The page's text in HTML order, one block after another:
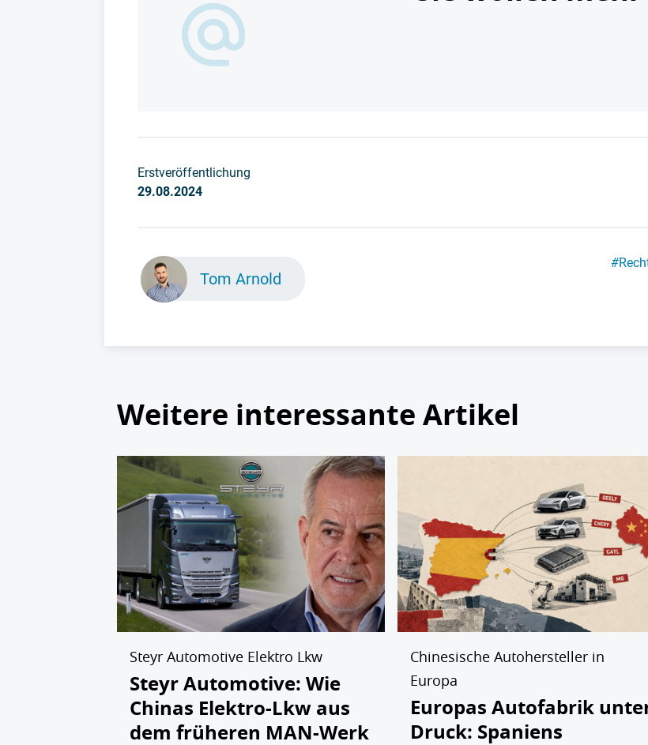
Erstveröffentlichung
29.08.2024
Tom Arnold
#
Weitere interessante Artikel
Steyr Automotive Elektro Lkw
Steyr Automotive: Wie
Chinas Elektro-Lkw aus
dem früheren MAN-Werk
Chinesische Autohersteller in
Europa
Europas Autofabrik
Druck: Spaniens